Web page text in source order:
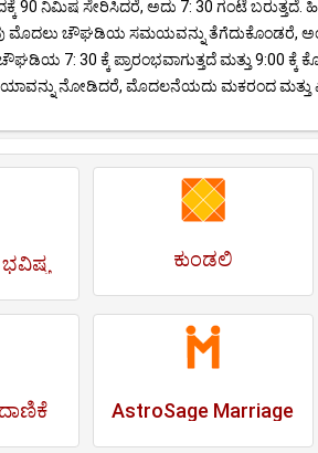
90 ನಿಮಿಷ ಸೇರಿಸಿದರೆ, ಅದು 7: 30 ಗಂಟೆ ಬರುತ್ತದೆ.
ಮೊದಲು ಚೌಘಡಿಯ ಸಮಯವನ್ನು ತೆಗೆದುಕೊಂಡರೆ,
7: 30 ಕ್ಕೆ ಪ್ರಾರಂಭವಾಗುತ್ತದೆ ಮತ್ತು 9:00 ಕ್ಕೆ
ನೋಡಿದರೆ, ಮೊದಲನೆಯದು ಮಕರಂದ ಮತ್ತು
ಕುಂಡಲಿ
AstroSage Marriage